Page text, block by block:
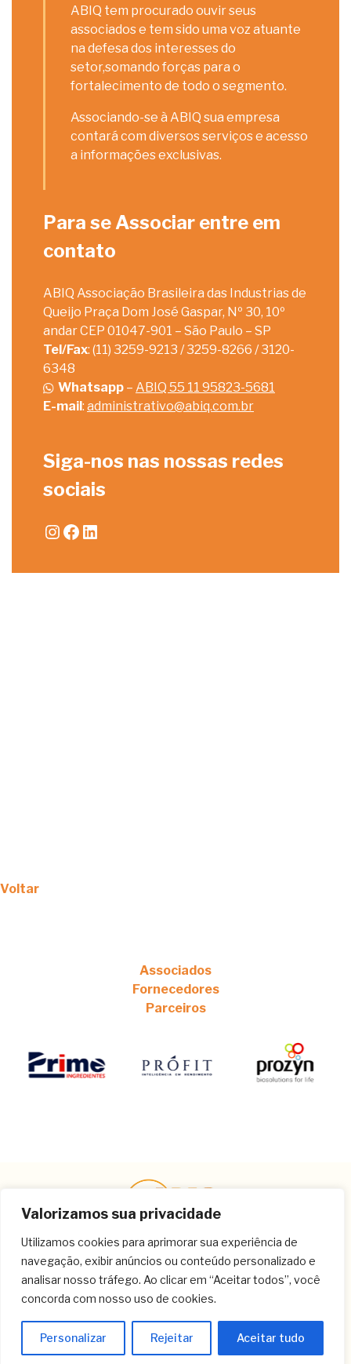
Valorizamos sua privacidade
Utilizamos cookies para aprimorar sua experiência de
navegação, exibir anúncios ou conteúdo personalizado e
analisar nosso tráfego. Ao clicar em “Aceitar todos”, você
concorda com nosso uso de cookies.
Personalizar Rejeitar Aceitar tudo
ABIQ tem procurado ouvir seus
associados e tem sido uma voz atuante
na defesa dos interesses do
setor,somando forças para o
fortalecimento de todo o segmento.
Associando-se à ABIQ sua empresa
contará com diversos serviços e acesso
a informações exclusivas.
Para se Associar entre em
contato
ABIQ Associação Brasileira das Industrias de
Queijo Praça Dom José Gaspar, Nº 30, 10º
andar CEP 01047-901 – São Paulo – SP
Tel/Fax: (11) 3259-9213 / 3259-8266 / 3120-
6348
Whatsapp – ABIQ 55 11 95823-5681
E-mail: administrativo@abiq.com.br
Siga-nos nas nossas redes
sociais
Instagram
Facebook
LinkedIn
Voltar
Associados
Fornecedores
Parceiros
Contato
(11) 3259-8266